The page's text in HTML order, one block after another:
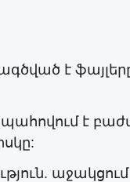
է
է
աջակցում